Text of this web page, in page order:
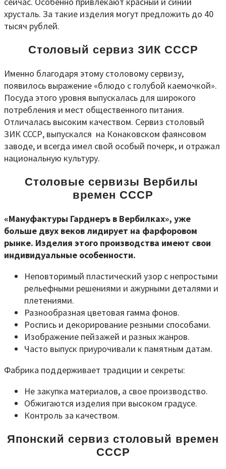
хрусталь. За такие изделия могут предложить до 40
тысяч рублей.
Столовый сервиз ЗИК СССР
Именно благодаря этому столовому сервизу,
появилось выражение «блюдо с голубой каемочкой».
Посуда этого уровня выпускалась для широкого
потребления и мест общественного питания.
Отличалась высоким качеством. Сервиз столовый
ЗИК СССР, выпускался на Конаковском фаянсовом
заводе, и всегда имел свой особый почерк, и отражал
национальную культуру.
Столовые сервизы Вербилы
времен СССР
«Мануфактуры Гарднеръ в Вербилках», уже
больше двух веков лидирует на фарфоровом
рынке. Изделия этого производства имеют свои
индивидуальные особенности.
Неповторимый пластический узор с непростыми
рельефными решениями и ажурными деталями и
плетениями.
Разнообразная цветовая гамма фонов.
Роспись и декорирование резными способами.
Изображение пейзажей и разных жанров.
Часто выпуск приурочивали к памятным датам.
Фабрика поддерживает традиции и секреты:
Не закупка материалов, а свое производство.
Обжигаются изделия при высоком градусе.
Контроль за качеством.
Японский сервиз столовый времен
СССР